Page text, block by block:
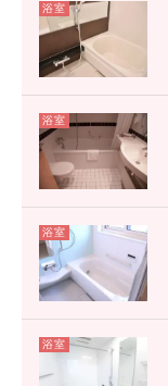
浴室
浴室
浴室
浴室